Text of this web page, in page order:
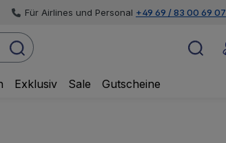
Für Airlines und Personal +49 69 / 83 00 69 07
Exklusiv Sale Gutscheine